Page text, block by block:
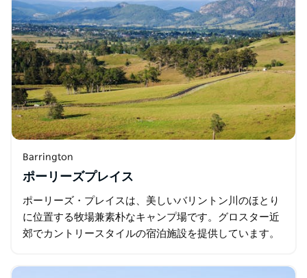
Barrington
ポーリーズプレイス
ポーリーズ・プレイスは、美しいバリントン川のほとり
に位置する牧場兼素朴なキャンプ場です。グロスター近
郊でカントリースタイルの宿泊施設を提供しています。